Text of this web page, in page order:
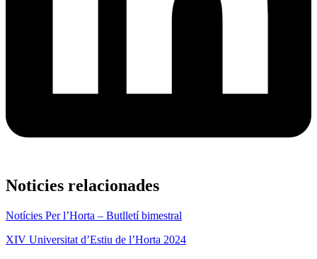
Noticies relacionades
Notícies Per l’Horta – Butlletí bimestral
XIV Universitat d’Estiu de l’Horta 2024